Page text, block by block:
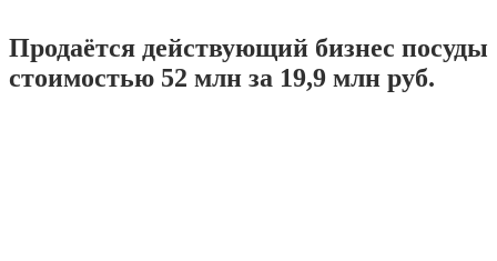
Продаётся действующий бизнес посуды
стоимостью 52 млн за 19,9 млн руб.